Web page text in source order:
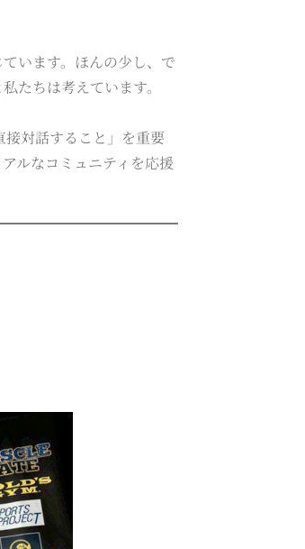
います。ほんの少し、で
たちは考えています。
対話すること」を重要
ルなコミュニティを応援